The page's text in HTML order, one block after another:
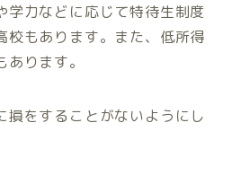
学力などに応じて特待生制度
校もあります。また、低所得
ります。
損をすることがないようにし